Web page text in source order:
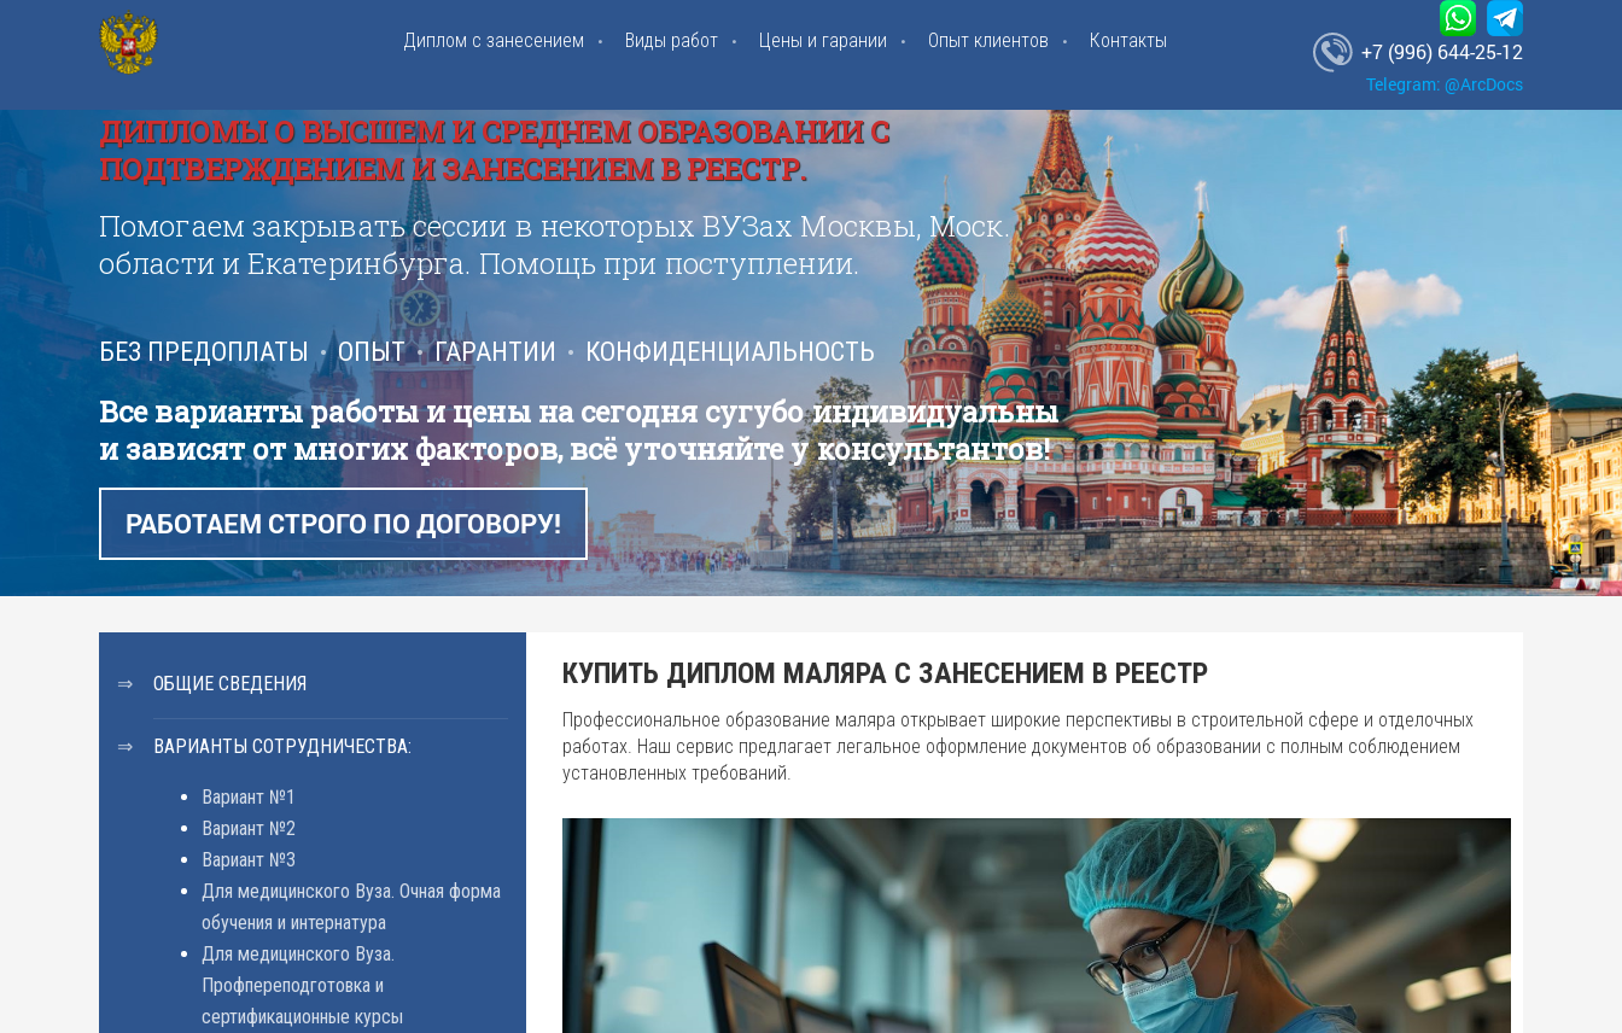
Диплом с занесением Виды работ Цены и гарании Опыт клиентов Контакты +7 (996) 644-25-12
Telegram: @ArcDocs
ДИПЛОМЫ О ВЫСШЕМ И СРЕДНЕМ ОБРАЗОВАНИИ С
ПОДТВЕРЖДЕНИЕМ И ЗАНЕСЕНИЕМ В РЕЕСТР.
Помогаем закрывать сессии в некоторых ВУЗах Москвы, Моск.
области и Екатеринбурга. Помощь при поступлении.
БЕЗ ПРЕДОПЛАТЫ ОПЫТ ГАРАНТИИ КОНФИДЕНЦИАЛЬНОСТЬ
Все варианты работы и цены на сегодня сугубо индивидуальны
и зависят от многих факторов, всё уточняйте у консультантов!
РАБОТАЕМ СТРОГО ПО ДОГОВОРУ!
ОБЩИЕ СВЕДЕНИЯ
ВАРИАНТЫ СОТРУДНИЧЕСТВА:
Вариант №1
Вариант №2
Вариант №3
Для медицинского Вуза. Очная форма
обучения и интернатура
Для медицинского Вуза.
Профпереподготовка и
сертификационные курсы
КУПИТЬ ДИПЛОМ МАЛЯРА С ЗАНЕСЕНИЕМ В РЕЕСТР
Профессиональное образование маляра открывает широкие перспективы в строительной сфере и отделочных
работах. Наш сервис предлагает легальное оформление документов об образовании с полным соблюдением
установленных требований.